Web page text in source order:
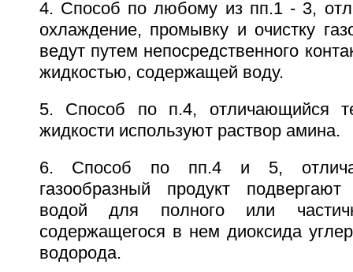
4. Способ по любому из пп.1 - 3,
охлаждение, промывку и очистку
ведут путем непосредственного
жидкостью, содержащей воду.
5. Способ по п.4, отличающийся
жидкости используют раствор амина.
6. Способ по пп.4 и 5,
газообразный продукт
водой для полного или
содержащегося в нем диоксида
водорода.